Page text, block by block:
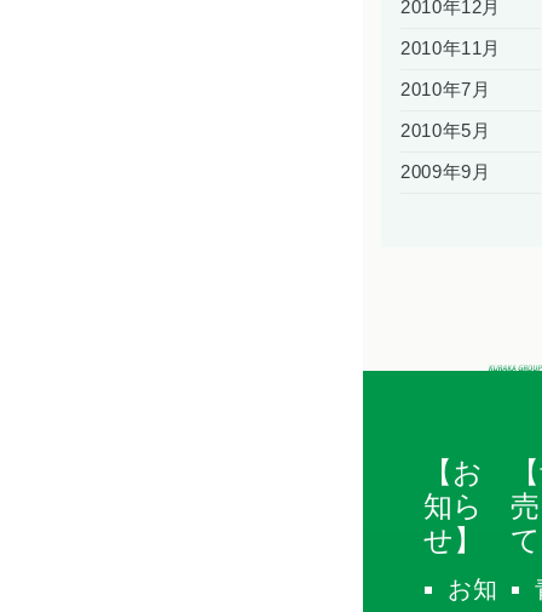
2010年12月
2010年11月
2010年7月
2010年5月
2009年9月
【お
知ら
せ】
お知